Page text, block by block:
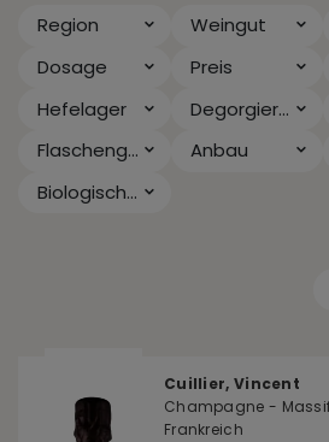
Region Weingut
Dosage
Preis
Hefelager
Degorgiert seit
Flaschengröße
Anbau
Biologischer Säureabbau
Cuillier, Vincent
Champagne -
Frankreich